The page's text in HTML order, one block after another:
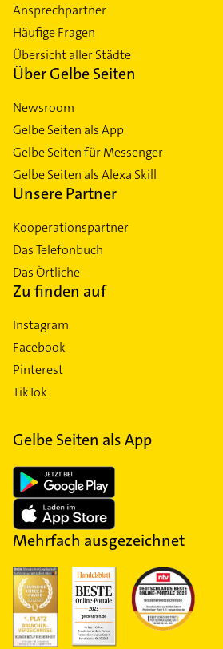
Ansprechpartner
Häufige Fragen
Übersicht aller Städte
Über Gelbe Seiten
Newsroom
Gelbe Seiten als App
Gelbe Seiten für Messenger
Gelbe Seiten als Alexa Skill
Unsere Partner
Kooperationspartner
Das Telefonbuch
Das Örtliche
Zu finden auf
Instagram
Facebook
Pinterest
TikTok
Gelbe Seiten als App
Mehrfach ausgezeichnet